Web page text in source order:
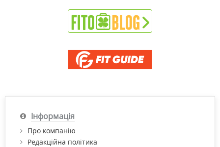
Інформація
Про компанію
Редакційна політика